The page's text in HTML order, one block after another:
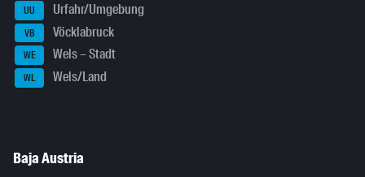
UU Urfahr/Umgebung
VB Vöcklabruck
WE Wels – Stadt
WL Wels/Land
Baja Austria